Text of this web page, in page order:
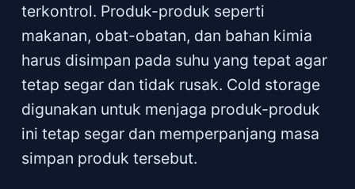
terkontrol. Produk-produk seperti
makanan, obat-obatan, dan bahan kimia
harus disimpan pada suhu yang tepat agar
tetap segar dan tidak rusak. Cold storage
digunakan untuk menjaga produk-produk
ini tetap segar dan memperpanjang masa
simpan produk tersebut.